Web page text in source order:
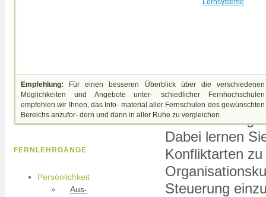
von Ihnen
vermitteln
(auch
Dabei lernen
Konfliktarten
Steuerung
Lernsysteme
Empfehlung: Für einen besseren Überblick über die verschiedenen
Möglichkeiten und Angebote unter- schiedlicher Fernhochschulen
empfehlen wir Ihnen, das Info- material aller Fernschulen des gewünschten
Bereichs anzufor- dern und dann in aller Ruhe zu vergleichen.
FERNLEHRGÄNGE
Persönlichkeit
Aus-